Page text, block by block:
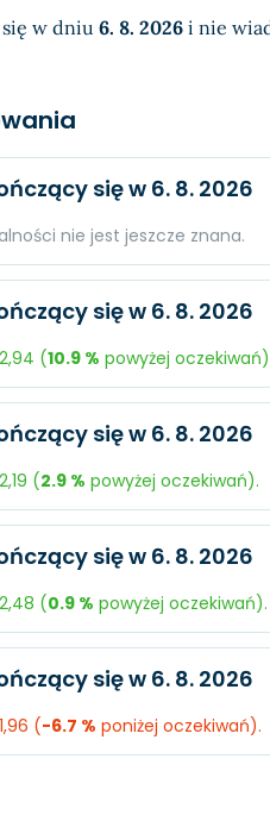
się w dniu 6. 8. 2026 i nie
się w 6. 8. 2026
nie jest jeszcze znana.
$1,08 mld.
mln. N/A
się w 6. 8. 2026
(10.9 % powyżej
$997,6 mln. $1,06
mln. $302,1
się w 6. 8. 2026
(2.9 % powyżej oczekiwań).
$990,6 mln. $1,48
mln. $226
się w 6. 8. 2026
(0.9 % powyżej oczekiwań).
$1,05 mld. $1,43
się w 6. 8. 2026
(-6.7 % poniżej oczekiwań).